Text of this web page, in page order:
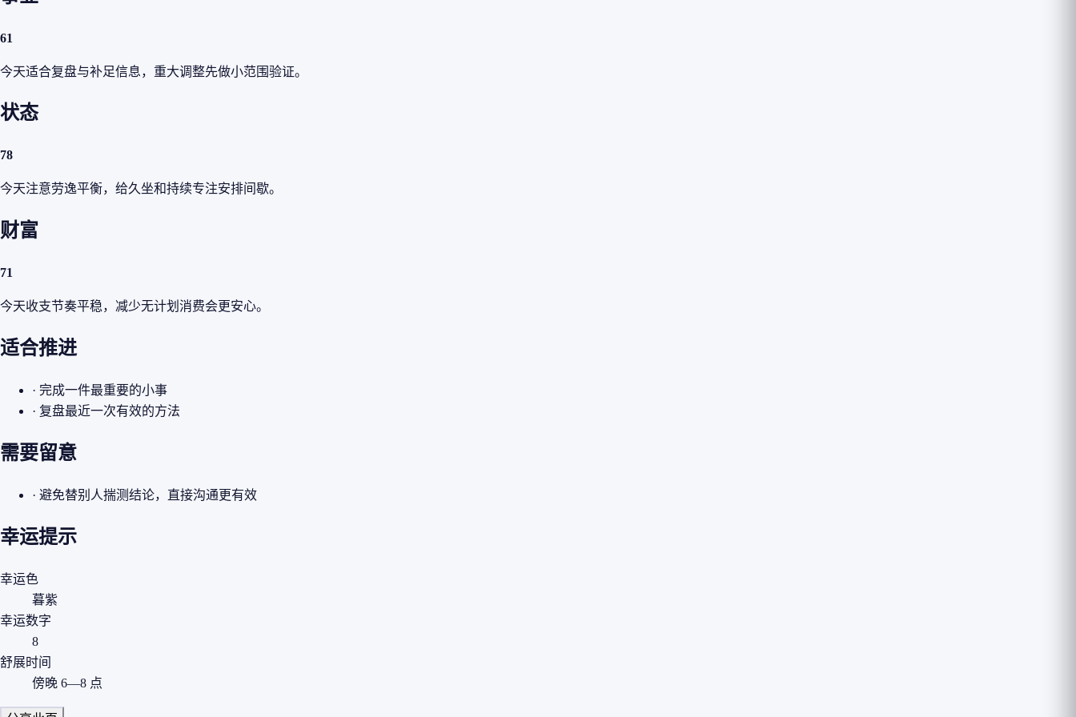
61
今天适合复盘与补足信息，重大调整先做小范围验证。
状态
78
今天注意劳逸平衡，给久坐和持续专注安排间歇。
财富
71
今天收支节奏平稳，减少无计划消费会更安心。
适合推进
· 完成一件最重要的小事
· 复盘最近一次有效的方法
需要留意
· 避免替别人揣测结论，直接沟通更有效
幸运提示
幸运色
暮紫
幸运数字
8
舒展时间
傍晚 6—8 点